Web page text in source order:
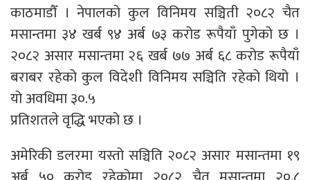
काठमाडौँ । नेपालको कुल विनिमय सञ्चिती २०८२ चैत
मसान्तमा ३४ खर्ब ९४ अर्ब ७३ करोड रूपैयाँ पुगेको छ ।
२०८२ असार मसान्तमा २६ खर्ब ७७ अर्ब ६८ करोड रूपैयाँ
बराबर रहेको कुल विदेशी विनिमय सञ्चिति रहेको थियो ।
यो अवधिमा ३०.५
प्रतिशतले वृद्धि भएको छ ।
अमेरिकी डलरमा यस्तो सञ्चिति २०८२ असार मसान्तमा १९